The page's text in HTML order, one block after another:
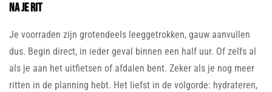
Na je rit
Je voorraden zijn grotendeels leeggetrokken, gauw aanvullen
dus. Begin direct, in ieder geval binnen een half uur. Of zelfs al
als je aan het uitfietsen of afdalen bent. Zeker als je nog meer
ritten in de planning hebt. Het liefst in de volgorde: hydrateren,